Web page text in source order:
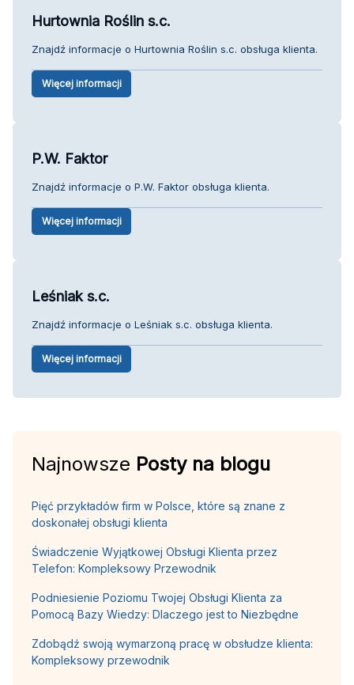
Hurtownia Roślin s.c.
Znajdź informacje o Hurtownia Roślin s.c. obsługa klienta.
Więcej informacji
P.W. Faktor
Znajdź informacje o P.W. Faktor obsługa klienta.
Więcej informacji
Leśniak s.c.
Znajdź informacje o Leśniak s.c. obsługa klienta.
Więcej informacji
Najnowsze Posty na blogu
Pięć przykładów firm w Polsce, które są znane z
doskonałej obsługi klienta
Świadczenie Wyjątkowej Obsługi Klienta przez
Telefon: Kompleksowy Przewodnik
Podniesienie Poziomu Twojej Obsługi Klienta za
Pomocą Bazy Wiedzy: Dlaczego jest to Niezbędne
Zdobądź swoją wymarzoną pracę w obsłudze klienta:
Kompleksowy przewodnik